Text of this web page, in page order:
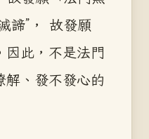
諦”， 故發願
因此，不是法門
解、發不發心的